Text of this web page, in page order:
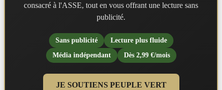
consacré à l'ASSE, tout en vous offrant une lecture sans
publicité.
Sans publicité
Lecture plus fluide
Média indépendant
Dès 2,99 €/mois
JE SOUTIENS PEUPLE VERT